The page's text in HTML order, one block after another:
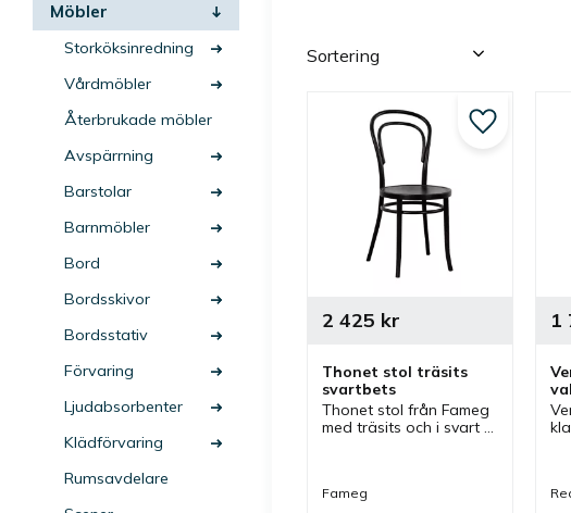
Välj sortering
Thonet stol träsits
svartbets
Thonet stol från Fameg
med träsits och i svart
cafestol, restaurangstol
2 425 kr
Fameg
Lägg till i
1
Möbler
Storköksinredning
Vårdmöbler
Återbrukade möbler
Avspärrning
Barstolar
Barnmöbler
Bord
Bordsskivor
Bordsstativ
Förvaring
Ljudabsorbenter
Klädförvaring
Rumsavdelare